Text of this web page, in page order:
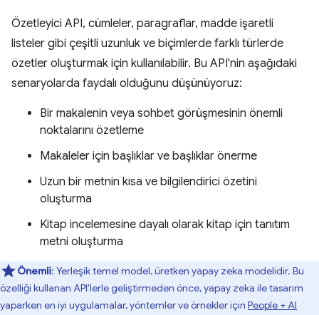
Özetleyici API, cümleler, paragraflar, madde işaretli
listeler gibi çeşitli uzunluk ve biçimlerde farklı türlerde
özetler oluşturmak için kullanılabilir. Bu API'nin aşağıdaki
senaryolarda faydalı olduğunu düşünüyoruz:
Bir makalenin veya sohbet görüşmesinin önemli
noktalarını özetleme
Makaleler için başlıklar ve başlıklar önerme
Uzun bir metnin kısa ve bilgilendirici özetini
oluşturma
Kitap incelemesine dayalı olarak kitap için tanıtım
metni oluşturma
Önemli: Yerleşik temel model, üretken yapay zeka modelidir. Bu
özelliği kullanan API'lerle geliştirmeden önce, yapay zeka ile tasarım
yaparken en iyi uygulamalar, yöntemler ve örnekler için People + AI